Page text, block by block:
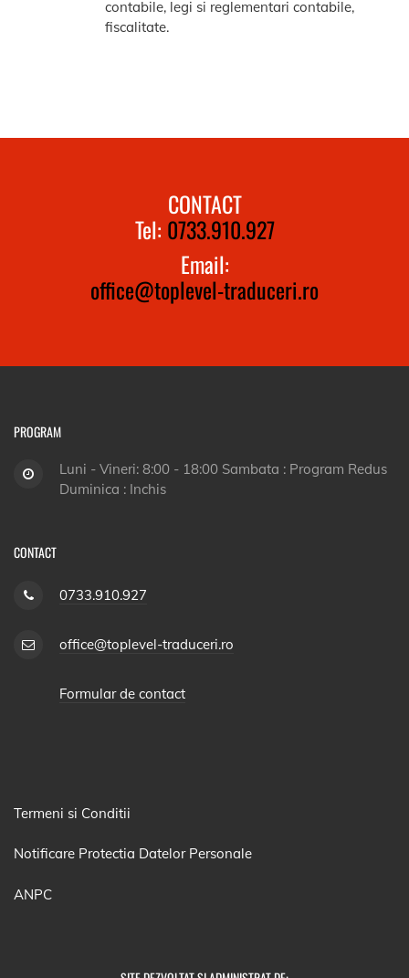
contabile, legi si reglementari contabile,
fiscalitate.
CONTACT
Tel: 0733.910.927
Email:
office@toplevel-traduceri.ro
PROGRAM
Luni - Vineri: 8:00 - 18:00 Sambata : Program Redus
Duminica : Inchis
CONTACT
0733.910.927
office@toplevel-traduceri.ro
Formular de contact
Termeni si Conditii
Notificare Protectia Datelor Personale
ANPC